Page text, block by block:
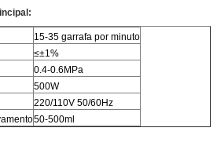
15-35 garrafa por minuto
≤±1%
0.4-0.6MPa
500W
220/110V 50/60Hz
50-500ml